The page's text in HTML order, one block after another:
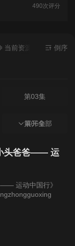
490次评分
前资源来源 超清 - 无需
倒序
第03集
第06集
第09集
展开全部
头爸爸—— 运
运动中国行》